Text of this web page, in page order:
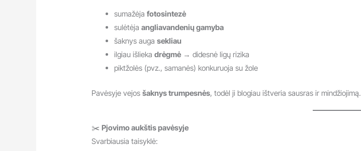
sumažėjafotosintezė
sulėtėjaangliavandenių gamyba
šaknys augasekliau
ilgiau išliekadrėgmė → didesnė ligų rizika
piktžolės (pvz., samanės) konkuruoja su žole
Pavėsyje vejosšaknys trumpesnės, todėl ji blogiau ištveria sausras ir mindžiojimą.
✂️Pjovimo aukštis pavėsyje
Svarbiausia taisyklė: